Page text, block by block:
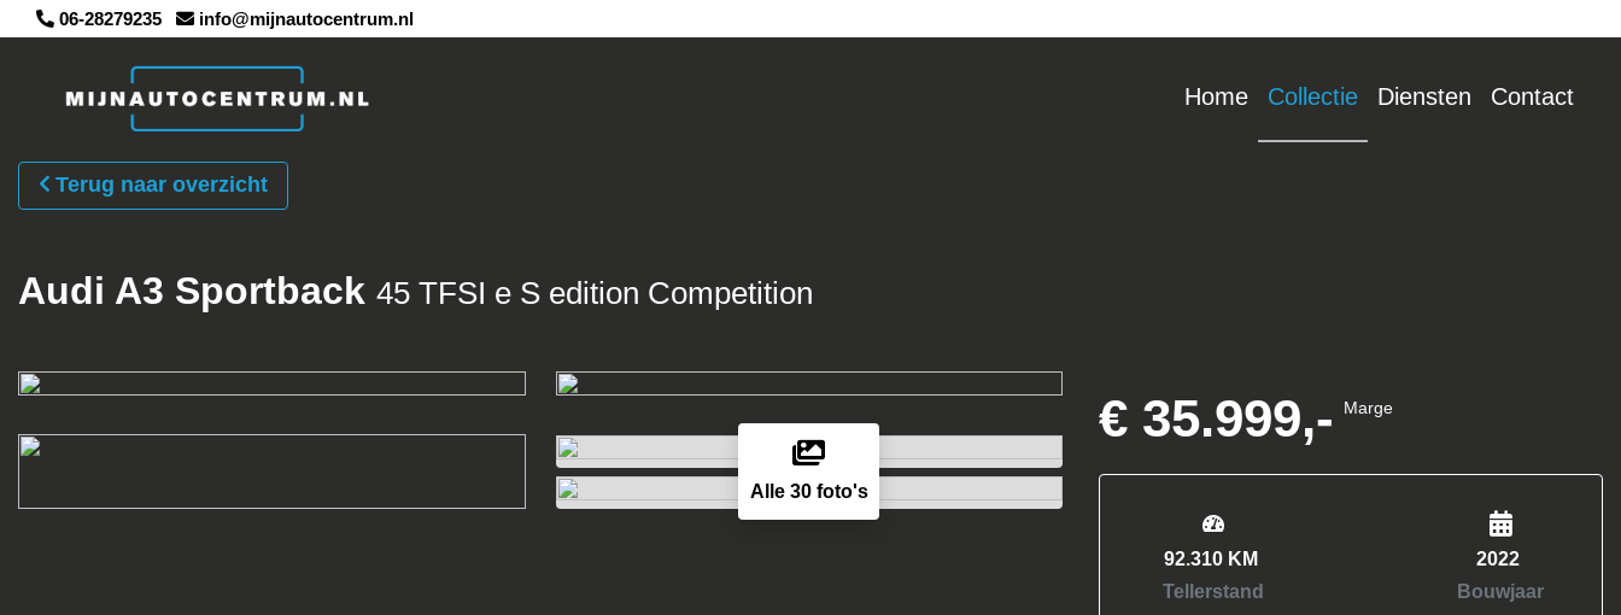
06-28279235 info@mijnautocentrum.nl
Home Collectie Diensten Contact
Terug naar overzicht
Audi A3 Sportback 45 TFSI e S edition Competition
Alle 30 foto's
€ 35.999,- Marge
92.310 KM
Tellerstand
2022
Bouwjaar